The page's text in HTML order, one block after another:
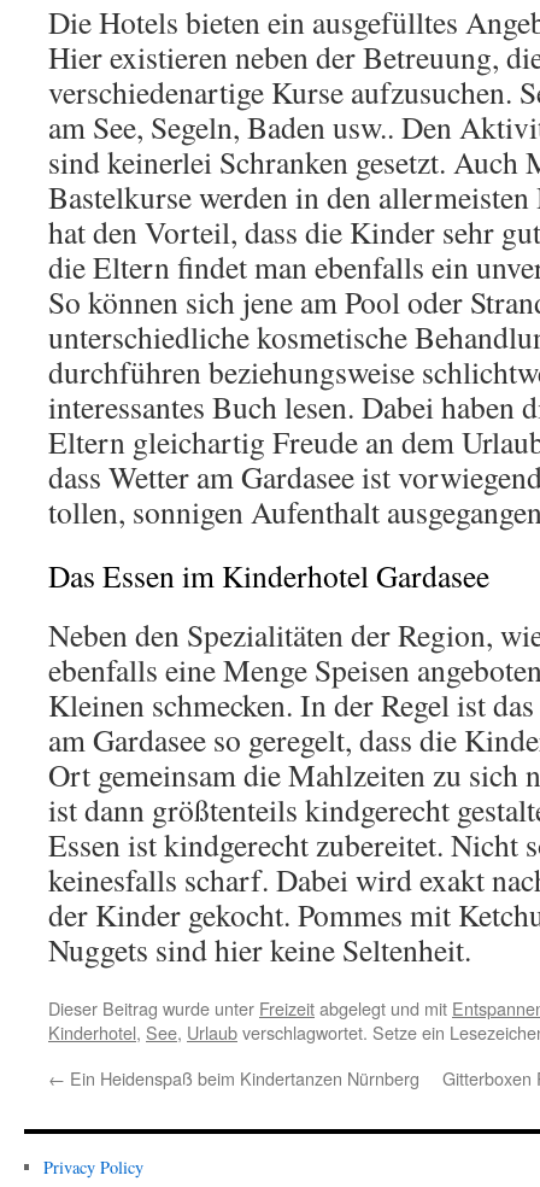
Die Hotels bieten ein ausgefülltes
Hier existieren neben der Betreuung,
verschiedenartige Kurse aufzusuchen.
am See, Segeln, Baden usw.. Den
sind keinerlei Schranken gesetzt. Auch
Bastelkurse werden in den allermeisten
hat den Vorteil, dass die Kinder sehr
die Eltern findet man ebenfalls ein
So können sich jene am Pool oder
unterschiedliche kosmetische
durchführen beziehungsweise
interessantes Buch lesen. Dabei haben
Eltern gleichartig Freude an dem
dass Wetter am Gardasee ist
tollen, sonnigen Aufenthalt
Das Essen im Kinderhotel Gardasee
Neben den Spezialitäten der Region,
ebenfalls eine Menge Speisen
Kleinen schmecken. In der Regel ist
am Gardasee so geregelt, dass die
Ort gemeinsam die Mahlzeiten zu sich
ist dann größtenteils kindgerecht
Essen ist kindgerecht zubereitet. Nicht
keinesfalls scharf. Dabei wird exakt
der Kinder gekocht. Pommes mit
Nuggets sind hier keine Seltenheit.
Dieser Beitrag wurde unter Freizeitabgelegt und mit
Kinderhotel, See, Urlaubverschlagwortet. Setze ein
← Ein Heidenspaß beim Kindertanzen Nürnberg Gitterboxen
Privacy Policy